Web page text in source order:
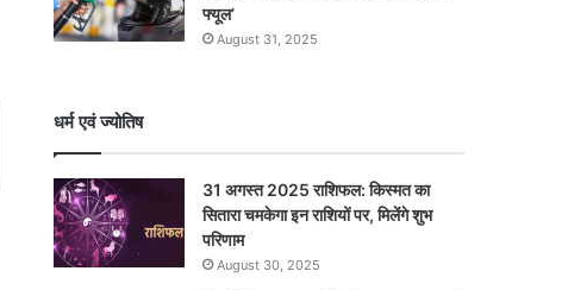
फ्यूल’
August 31, 2025
धर्म एवं ज्योतिष
31 अगस्त 2025 राशिफल: किस्मत का
सितारा चमकेगा इन राशियों पर, मिलेंगे शुभ
परिणाम
August 30, 2025